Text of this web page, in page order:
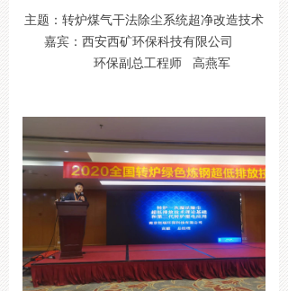
主题：转炉煤气干法除尘系统超净改造技术
嘉宾：西安西矿环保科技有限公司
环保副总工程师 高燕军